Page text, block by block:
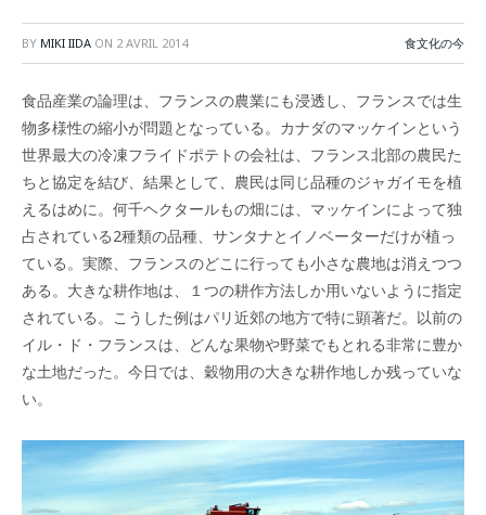
BY MIKI IIDA ON 2 AVRIL 2014 食文化の今
食品産業の論理は、フランスの農業にも浸透し、フランスでは生
物多様性の縮小が問題となっている。カナダのマッケインという
世界最大の冷凍フライドポテトの会社は、フランス北部の農民た
ちと協定を結び、結果として、農民は同じ品種のジャガイモを植
えるはめに。何千ヘクタールもの畑には、マッケインによって独
占されている2種類の品種、サンタナとイノベーターだけが植っ
ている。実際、フランスのどこに行っても小さな農地は消えつつ
ある。大きな耕作地は、１つの耕作方法しか用いないように指定
されている。こうした例はパリ近郊の地方で特に顕著だ。以前の
イル・ド・フランスは、どんな果物や野菜でもとれる非常に豊か
な土地だった。今日では、穀物用の大きな耕作地しか残っていな
い。